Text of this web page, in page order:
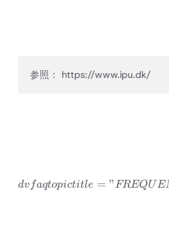
参照： https://www.ipu.dk/
dv faqtopictitle = ”FREQU